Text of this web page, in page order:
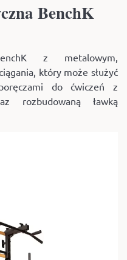
BenchK
z metalowym,
który może służyć
do ćwiczeń z
rozbudowaną ławką